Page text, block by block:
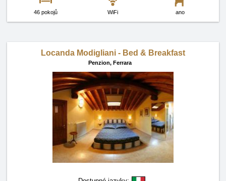
46 pokojů WiFi ano
Locanda Modigliani - Bed & Breakfast
Penzion, Ferrara